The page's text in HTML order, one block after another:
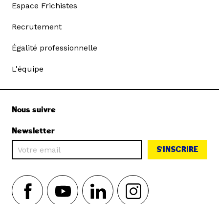
Espace Frichistes
Recrutement
Égalité professionnelle
L'équipe
Nous suivre
Newsletter
S'INSCRIRE